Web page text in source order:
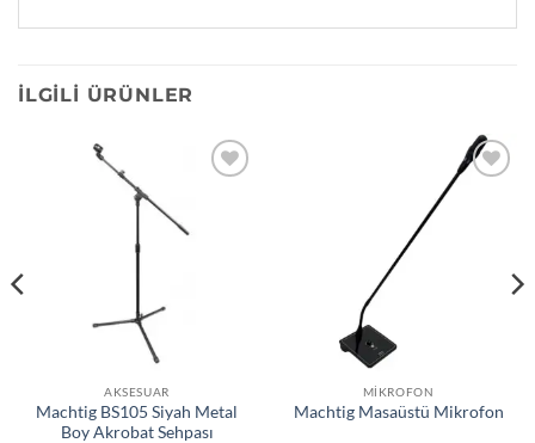
İLGILI ÜRÜNLER
AKSESUAR
Machtig BS105 Siyah Metal
Boy Akrobat Sehpası
MIKROFON
Machtig Masaüstü Mikrofon